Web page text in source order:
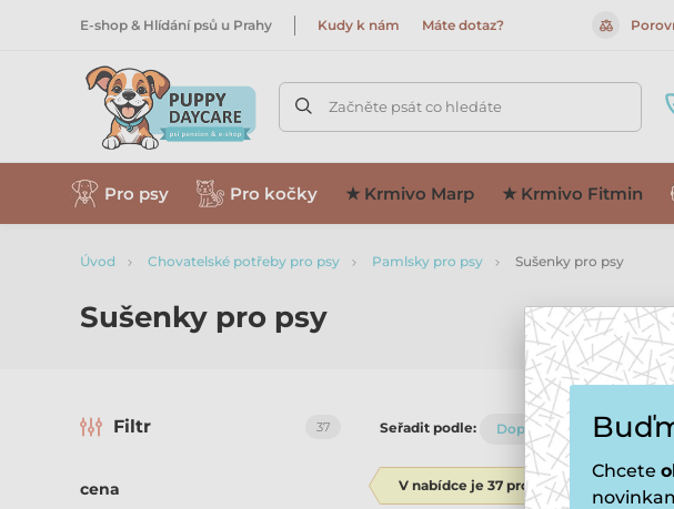
E-shop & Hlídání psů u Prahy Kudy k nám Máte dotaz?
Začněte psát co hledáte
Pro psy Pro kočky ★ Krmivo Marp ★ Krmivo Fitmin
Úvod Chovatelské potřeby pro psy Pamlsky pro psy Sušenky pro psy
Sušenky pro psy
Filtr 37
cena
Seřadit podle: Doporučené Od
V nabídce je 37 produktů - filtrujte
Chcete